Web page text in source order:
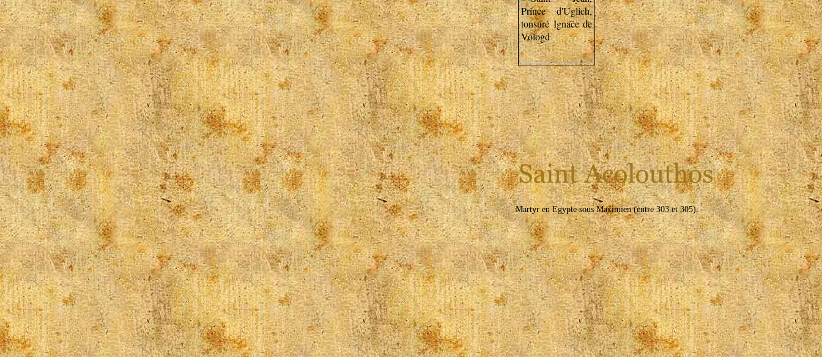
Martyr en Egypte sous Maximien (entre 303 et 305).